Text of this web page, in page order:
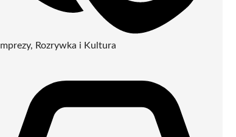
Imprezy, Rozrywka i Kultura